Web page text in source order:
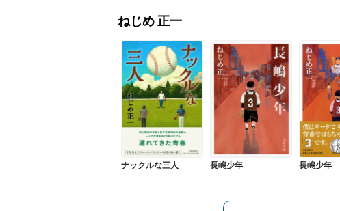
ねじめ 正一
ナックルな三人 長嶋少年 長嶋少年